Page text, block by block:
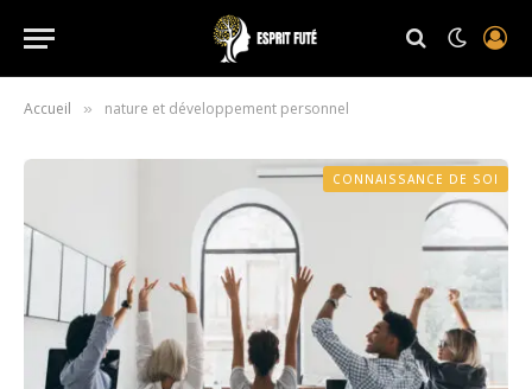
Accueil » nature et développement personnel
CONNAISSANCE DE SOI